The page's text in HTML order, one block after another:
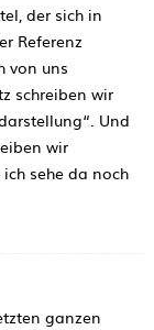
der sich in
Referenz
von uns
schreiben wir
Und
wir
sehe da noch
ganzen